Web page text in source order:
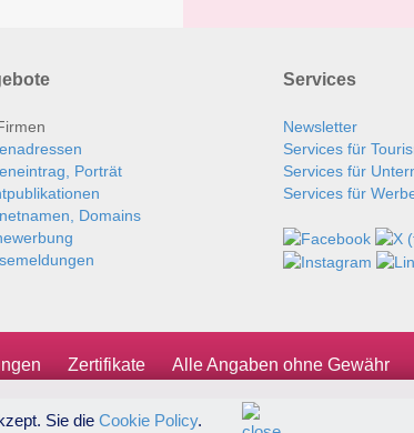
Porträt
Domains
Services
Newsletter
Services für
Services für
Services für
Zertifikate Alle Angaben ohne Gewähr
Sie die Cookie Policy.